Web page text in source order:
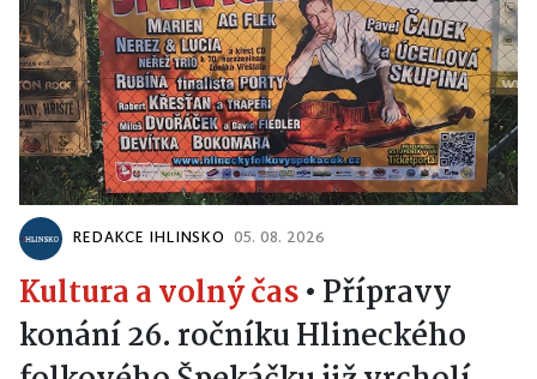
REDAKCE IHLINSKO 05. 08. 2026
Kultura a volný čas• Přípravy
konání 26. ročníku Hlineckého